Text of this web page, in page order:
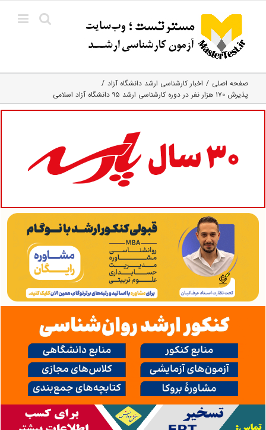
content
صفحه اصلی
اخبار کارشناسی ارشد دانشگاه آزاد
پذیرش ۱۷۰ هزار نفر در دوره کارشناسی ارشد ۹۵ دانشگاه آزاد اسلامی